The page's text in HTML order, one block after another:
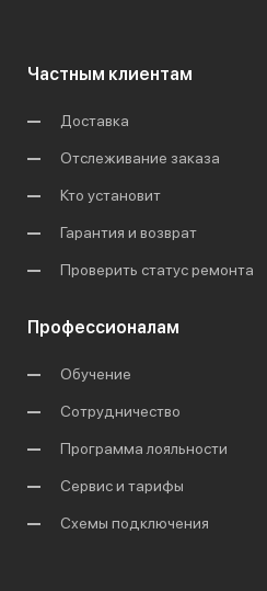
Частным клиентам
Доставка
Отслеживание заказа
Кто установит
Гарантия и возврат
Проверить статус ремонта
Профессионалам
Обучение
Сотрудничество
Программа лояльности
Сервис и тарифы
Схемы подключения